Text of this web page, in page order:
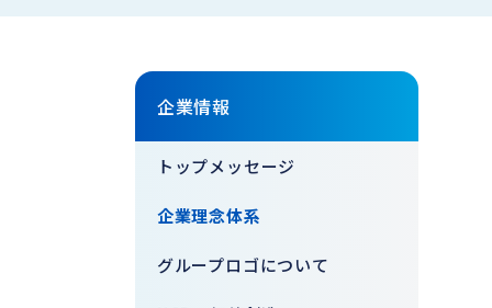
企業情報
トップメッセージ
企業理念体系
グループロゴについて